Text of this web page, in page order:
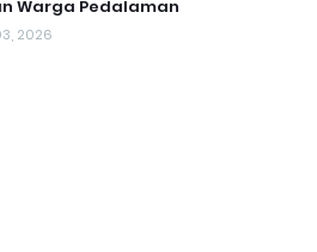
Warga Pedalaman
2026